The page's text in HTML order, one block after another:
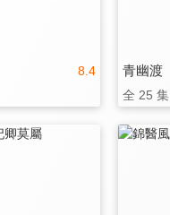
8.4 青幽渡
全 25 集